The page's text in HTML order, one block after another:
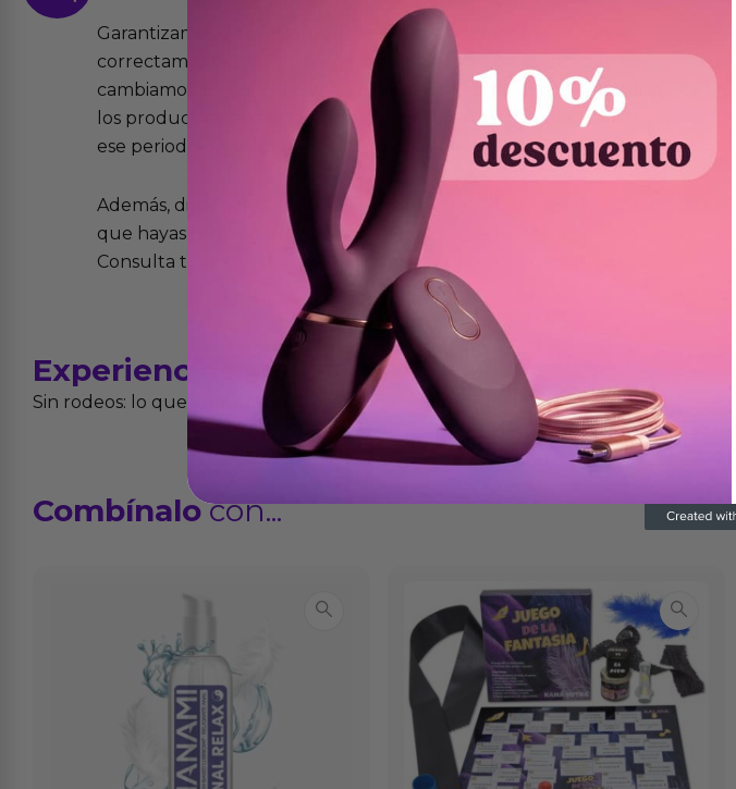
Garantizamos que los productos que vendemos funcionan
correctamente y que si tienen algún defecto de fabricación te lo
cambiamos sin costo alguno. La ley de 2 años de garantía significa que
los productos tienen garantía contra defectos de fabricación durante
ese periodo pero no por mal uso o uso indebido.
Además, dispones de 15 días desde la entrega para devolver productos
que hayas recibido y que simplemente no te gusten o no los quieras.
Consulta todos los detalles en nuestra política de devoluciones.
Experiencias reales
Sin rodeos: lo que cuentan quienes ya lo han probado
Combínalocon...